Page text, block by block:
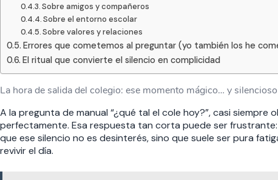
Sobre amigos y compañeros
Sobre el entorno escolar
Sobre valores y relaciones
Errores que cometemos al preguntar (yo también los he
El ritual que convierte el silencio en complicidad
La hora de salida del colegio: ese momento mágico… y silencioso
A la pregunta de manual “¿qué tal el cole hoy?”, casi
perfectamente. Esa respuesta tan corta puede ser
que ese silencio no es desinterés, sino que suele ser pura
revivir el día.